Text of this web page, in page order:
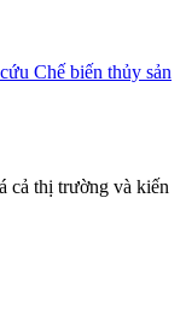
Chế biến thủy sản
cả thị trường và kiến